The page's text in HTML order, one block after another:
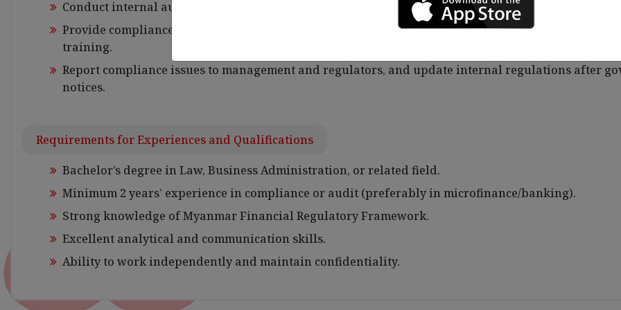
Conduct internal audits and risk assessments.
Provide compliance training and guidance to staff, including FRD (Financial Regulatory
training.
Report compliance issues to management and regulators, and update internal regulations after
notices.
Requirements for Experiences and Qualifications
Bachelor’s degree in Law, Business Administration, or related field.
Minimum 2 years’ experience in compliance or audit (preferably in microfinance/banking).
Strong knowledge of Myanmar Financial Regulatory Framework.
Excellent analytical and communication skills.
Ability to work independently and maintain confidentiality.